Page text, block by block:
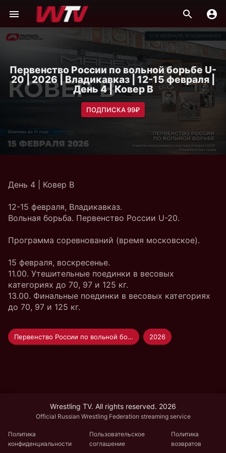
Первенство России по вольной борьбе U-
20 | 2026 | Владикавказ | 12-15 февраля |
День 4 | Ковер B
ПОДПИСКА 99₽
День 4 | Ковер B
12-15 февраля, Владикавказ.
Вольная борьба. Первенство России U-20.
Программа соревнований (время московское).
15 февраля, воскресенье.
11.00. Утешительные поединки в весовых
категориях до 70, 97 и 125 кг.
13.00. Финальные поединки в весовых категориях
до 70, 97 и 125 кг.
Первенство России по вольной борьбе U-20 2026
Wrestling TV. All rights reserved. 2026
Official Russian Wrestling Federation streaming service
Политика
конфиденциальности
Пользовательское
соглашение
Политика
возвратов